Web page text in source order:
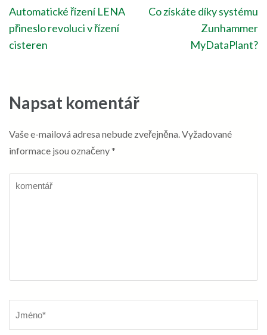
Navigace
pro
příspěvek
Automatické řízení LENA
přineslo revoluci v řízení
cisteren
Co získáte díky systému
Zunhammer
MyDataPlant?
Napsat komentář
Vaše e-mailová adresa nebude zveřejněna.Vyžadované
informace jsou označeny*
komentář